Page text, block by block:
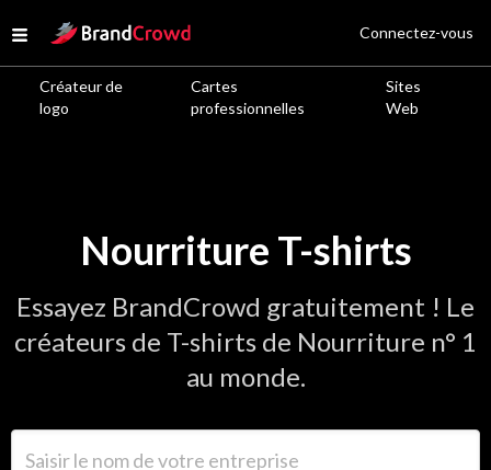
Open menu
Site Logo
Créateur de
logo
Cartes
professionnelles
Sites
Web
Connectez-vous
Nourriture T-shirts
Essayez BrandCrowd gratuitement ! Le
créateurs de T-shirts de Nourriture n° 1
au monde.